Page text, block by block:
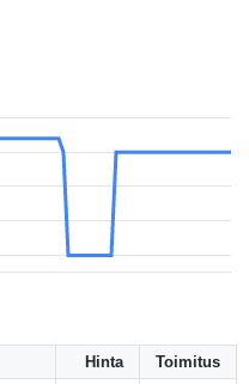
Hinta Toimitus